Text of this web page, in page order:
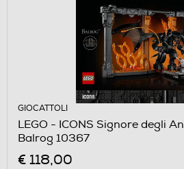
GIOCATTOLI
LEGO - ICONS Signore degli
Balrog 10367
€ 118,00